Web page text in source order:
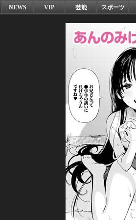
NEWS VIP 芸能 スポーツ